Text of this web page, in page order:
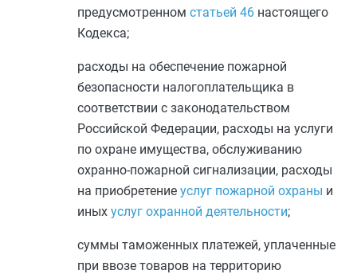
предусмотренном статьей 46 настоящего
Кодекса;
расходы на обеспечение пожарной
безопасности налогоплательщика в
соответствии с законодательством
Российской Федерации, расходы на услуги
по охране имущества, обслуживанию
охранно-пожарной сигнализации, расходы
на приобретение услуг пожарной охраны и
иных услуг охранной деятельности;
суммы таможенных платежей, уплаченные
при ввозе товаров на территорию